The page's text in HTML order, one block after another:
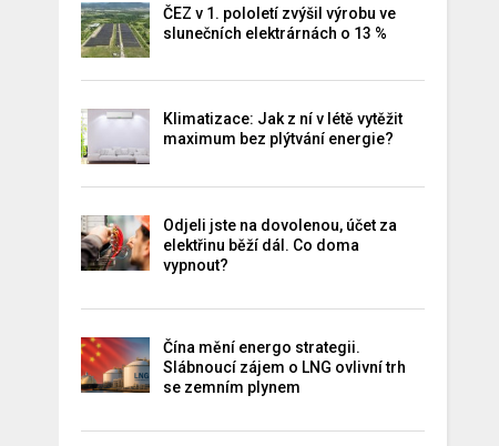
ČEZ v 1. pololetí zvýšil výrobu ve
slunečních elektrárnách o 13 %
Klimatizace: Jak z ní v létě vytěžit
maximum bez plýtvání energie?
Odjeli jste na dovolenou, účet za
elektřinu běží dál. Co doma
vypnout?
Čína mění energo strategii.
Slábnoucí zájem o LNG ovlivní trh
se zemním plynem